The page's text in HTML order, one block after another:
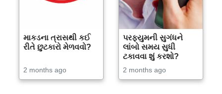
માકડના ત્રાસથી કઈ
રીતે છુટકારો મેળવવો?
2 months ago
પરફ્યુમની સુગંધને
લાંબો સમય સુધી
ટકાવવા શું કરશો?
2 months ago